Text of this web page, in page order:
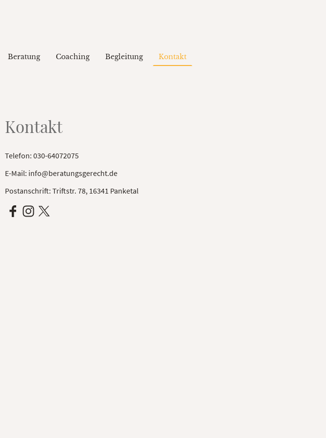
Beratung Coaching Begleitung Kontakt
Kontakt
Telefon: 030-64072075
E-Mail: info@beratungsgerecht.de
Postanschrift: Triftstr. 78, 16341 Panketal